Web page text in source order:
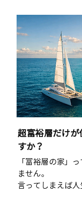
超富裕層だけが
すか？
「富裕層の家」
ません。
言ってしまえば人